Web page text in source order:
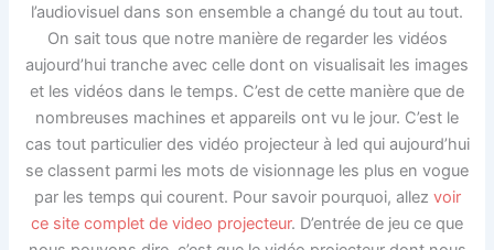
l’audiovisuel dans son ensemble a changé du tout au tout.
On sait tous que notre manière de regarder les vidéos
aujourd’hui tranche avec celle dont on visualisait les images
et les vidéos dans le temps. C’est de cette manière que de
nombreuses machines et appareils ont vu le jour. C’est le
cas tout particulier des vidéo projecteur à led qui aujourd’hui
se classent parmi les mots de visionnage les plus en vogue
par les temps qui courent. Pour savoir pourquoi, allez voir
ce site complet de video projecteur. D’entrée de jeu ce que